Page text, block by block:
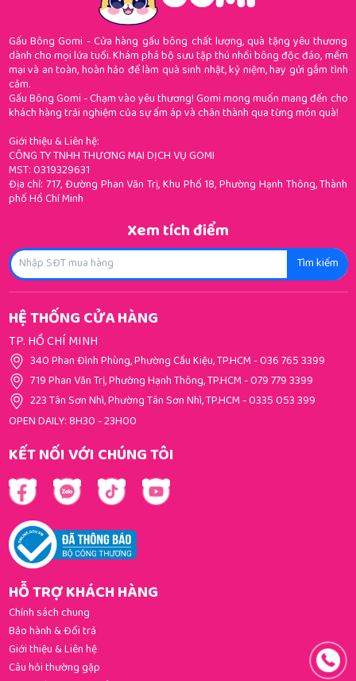
Gấu Bông Gomi - Cửa hàng gấu bông chất lượng, quà tặng yêu thương
dành cho mọi lứa tuổi. Khám phá bộ sưu tập thú nhồi bông độc đáo, mềm
mại và an toàn, hoàn hảo để làm quà sinh nhật, kỷ niệm, hay gửi gắm tình
cảm.
Gấu Bông Gomi - Chạm vào yêu thương! Gomi mong muốn mang đến cho
khách hàng trải nghiệm của sự ấm áp và chân thành qua từng món quà!
Giới thiệu & Liên hệ:
CÔNG TY TNHH THƯƠNG MẠI DỊCH VỤ GOMI
MST: 0319329631
Địa chỉ: 717, Đường Phan Văn Trị, Khu Phố 18, Phường Hạnh Thông, Thành
phố Hồ Chí Minh
Xem tích điểm
Tìm kiếm
HỆ THỐNG CỬA HÀNG
TP. HỒ CHÍ MINH
340 Phan Đình Phùng, Phường Cầu Kiệu, TP.HCM-036 765 3399
719 Phan Văn Trị, Phường Hạnh Thông, TP.HCM-079 779 3399
223 Tân Sơn Nhì, Phường Tân Sơn Nhì, TP.HCM-0335 053 399
OPEN DAILY: 8H30 - 23H00
KẾT NỐI VỚI CHÚNG TÔI
HỖ TRỢ KHÁCH HÀNG
Chính sách chung
Bảo hành & Đổi trả
Giới thiệu & Liên hệ
Câu hỏi thường gặp